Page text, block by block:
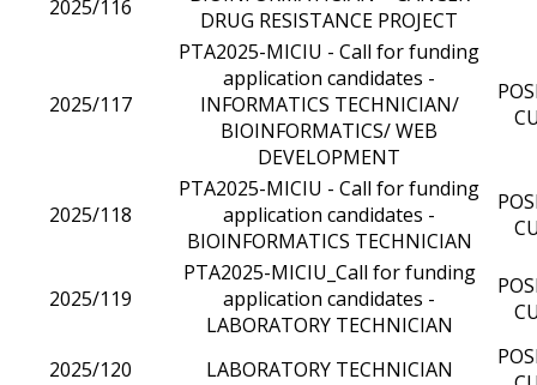
2025/116
DRUG RESISTANCE PROJECT
2025/117
PTA2025-MICIU - Call for funding
application candidates -
INFORMATICS TECHNICIAN/
BIOINFORMATICS/ WEB
DEVELOPMENT
2025/118
PTA2025-MICIU - Call for funding
application candidates -
BIOINFORMATICS TECHNICIAN
2025/119
PTA2025-MICIU_Call for funding
application candidates -
LABORATORY TECHNICIAN
2025/120 LABORATORY TECHNICIAN